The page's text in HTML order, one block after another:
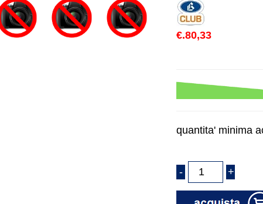
€.80,33
quantita' minima